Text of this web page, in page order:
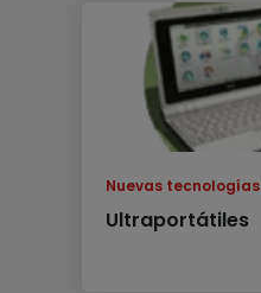
Nuevas tecnologías
Ultraportátiles